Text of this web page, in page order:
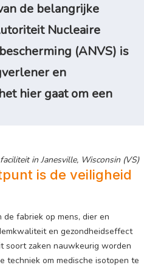
de belangrijke
Nucleaire
(ANVS) is
en
hier gaat om een
in Janesville, Wisconsin (VS)
is de veiligheid
fabriek op mens, dier en
en gezondheidseffect
soort zaken nauwkeurig worden
techniek om medische isotopen te